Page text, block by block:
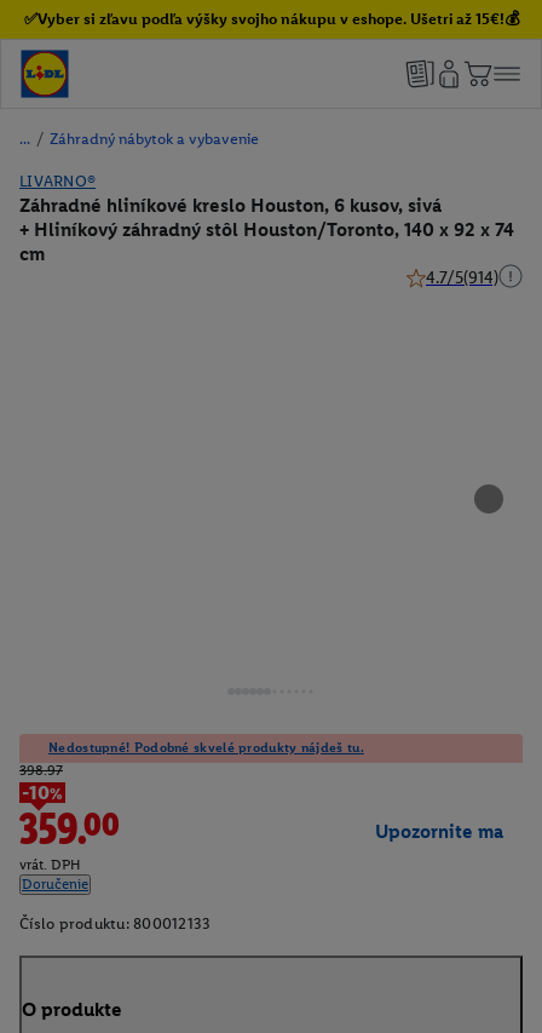
✅Vyber si zľavu podľa výšky svojho nákupu v eshope. Ušetri až 15€!💰
/ Záhradný nábytok a vybavenie
LIVARNO®
Záhradné hliníkové kreslo Houston, 6 kusov, sivá
+ Hliníkový záhradný stôl Houston/Toronto, 140 x 92 x 74
cm
4.7/5(914)
Nedostupné! Podobné skvelé produkty nájdeš tu.
398.97
-10%
359.00
vrát. DPH
Doručenie
Upozornite ma
Číslo produktu: 800012133
O produkte